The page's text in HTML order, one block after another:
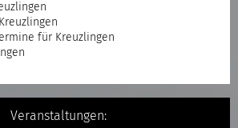
für Kreuzlingen
Veranstaltungen: